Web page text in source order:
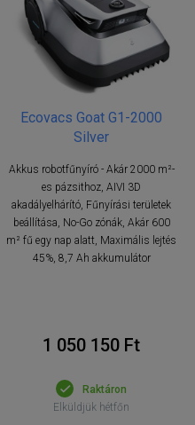
Ecovacs Goat G1-2000
Silver
Akkus robotfűnyíró - Akár 2000 m²-
es pázsithoz, AIVI 3D
akadályelhárító, Fűnyírási területek
beállítása, No-Go zónák, Akár 600
m² fű egy nap alatt, Maximális lejtés
45%, 8,7 Ah akkumulátor
1 050 150 Ft
Raktáron
Elküldjük hétfőn